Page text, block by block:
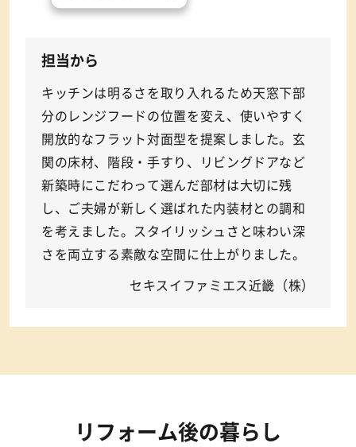
担当から
キッチンは明るさを取り入れるため天窓下部
分のレンジフードの位置を変え、使いやすく
開放的なフラット対面型を提案しました。玄
関の床材、階段・手すり、リビングドアなど
新築時にこだわって選んだ部材は大切に残
し、ご夫婦が新しく選ばれた内装材との調和
を考えました。スタイリッシュさと味わい深
さを両立する素敵な空間に仕上がりました。
セキスイファミエス近畿（株）
リフォーム後の暮らし